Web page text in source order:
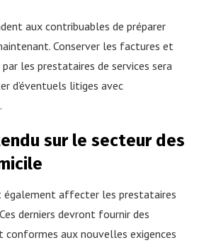
aux contribuables de préparer
Conserver les factures et
les prestataires de services sera
d’éventuels litiges avec
sur le secteur des
affecter les prestataires
derniers devront fournir des
aux nouvelles exigences